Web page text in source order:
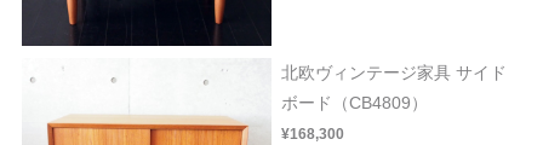
北欧ヴィンテージ家具 サイド
ボード（CB4809）
¥168,300